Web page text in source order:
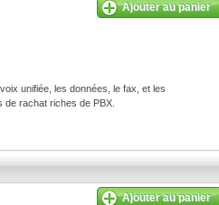
Ajouter au panier
unifiée, les données, le fax, et les
rachat riches de PBX.
Ajouter au panier